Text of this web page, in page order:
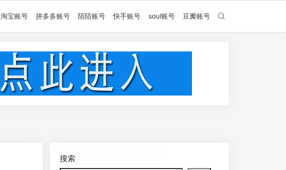
淘宝账号 拼多多账号 陌陌账号 快手账号 soul账号 豆瓣账号
搜索